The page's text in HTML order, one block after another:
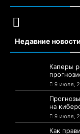
Недавние новости
Каперы
9 июля,
на
9 июля,
Как